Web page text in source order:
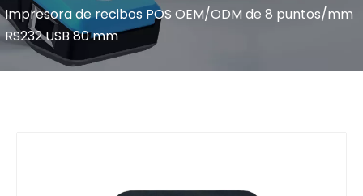
Impresora de recibos POS OEM/ODM de 8 puntos/mm
RS232 USB 80 mm